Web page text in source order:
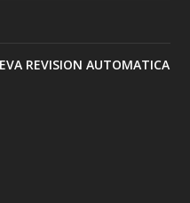
REVISION AUTOMATICA